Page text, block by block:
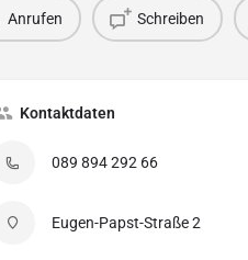
Anrufen Schreiben
Kontaktdaten
089 894 292 66
Eugen-Papst-Straße 2